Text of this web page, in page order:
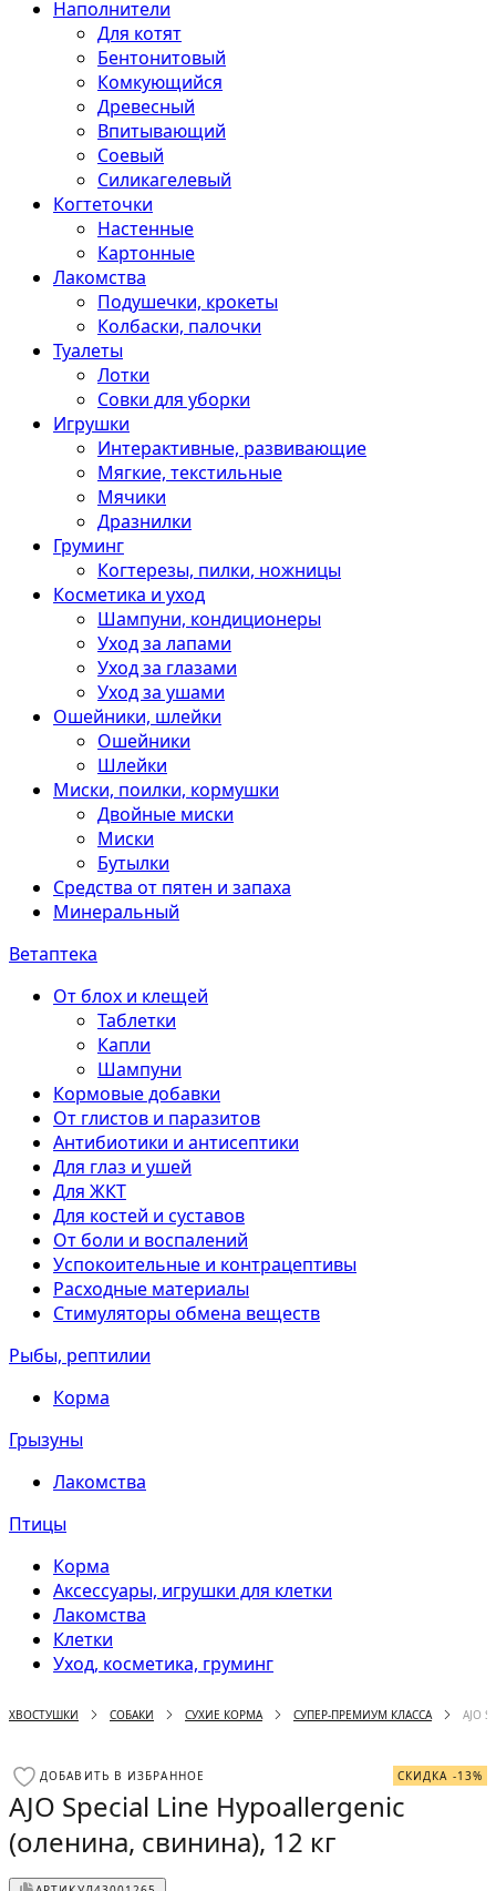
Наполнители
Для котят
Бентонитовый
Комкующийся
Древесный
Впитывающий
Соевый
Силикагелевый
Когтеточки
Настенные
Картонные
Лакомства
Подушечки, крокеты
Колбаски, палочки
Туалеты
Лотки
Совки для уборки
Игрушки
Интерактивные, развивающие
Мягкие, текстильные
Мячики
Дразнилки
Груминг
Когтерезы, пилки, ножницы
Косметика и уход
Шампуни, кондиционеры
Уход за лапами
Уход за глазами
Уход за ушами
Ошейники, шлейки
Ошейники
Шлейки
Миски, поилки, кормушки
Двойные миски
Миски
Бутылки
Средства от пятен и запаха
Минеральный
Ветаптека
От блох и клещей
Таблетки
Капли
Шампуни
Кормовые добавки
От глистов и паразитов
Антибиотики и антисептики
Для глаз и ушей
Для ЖКТ
Для костей и суставов
От боли и воспалений
Успокоительные и контрацептивы
Расходные материалы
Стимуляторы обмена веществ
Рыбы, рептилии
Корма
Грызуны
Лакомства
Птицы
Корма
Аксессуары, игрушки для клетки
Лакомства
Клетки
Уход, косметика, груминг
ХВОСТУШКИ СОБАКИ СУХИЕ КОРМА СУПЕР-ПРЕМИУМ КЛАССА AJO
ДОБАВИТЬ В ИЗБРАННОЕ СКИДКА -13%
AJO Special Line Hypoallergenic
(оленина, свинина), 12 кг